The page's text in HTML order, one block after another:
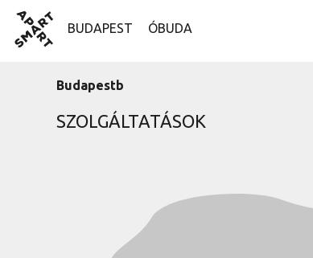
Skip
content
SmartApart
BUDAPEST
ÓBUDA
Budapestb
SZOLGÁLTATÁSOK